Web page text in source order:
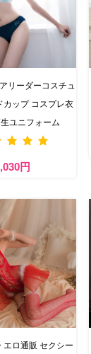
リーダーコスチュ
カップ コスプレ衣
ユニフォーム
円
エロ通販 セクシー